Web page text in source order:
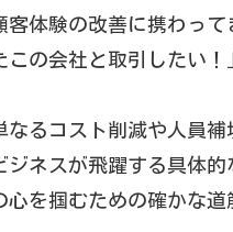
客体験の改善に携わっ
この会社と取引したい
なるコスト削減や人員
ジネスが飛躍する具体
心を掴むための確かな道